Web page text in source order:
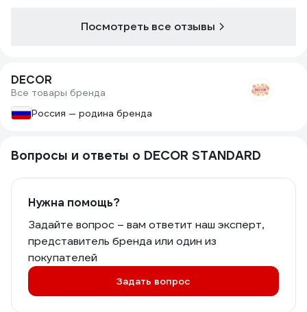
Посмотреть все отзывы
DECOR
Все товары бренда
Россия — родина бренда
Вопросы и ответы о DECOR STANDARD
Нужна помощь?
Задайте вопрос – вам ответит наш эксперт,
представитель бренда или один из
покупателей
Задать вопрос